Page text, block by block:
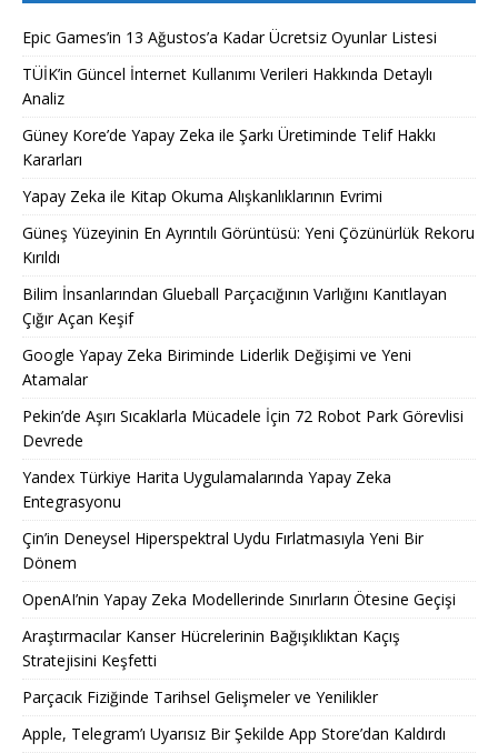
Epic Games’in 13 Ağustos’a Kadar Ücretsiz Oyunlar Listesi
TÜİK’in Güncel İnternet Kullanımı Verileri Hakkında Detaylı
Analiz
Güney Kore’de Yapay Zeka ile Şarkı Üretiminde Telif Hakkı
Kararları
Yapay Zeka ile Kitap Okuma Alışkanlıklarının Evrimi
Güneş Yüzeyinin En Ayrıntılı Görüntüsü: Yeni Çözünürlük Rekoru
Kırıldı
Bilim İnsanlarından Glueball Parçacığının Varlığını Kanıtlayan
Çığır Açan Keşif
Google Yapay Zeka Biriminde Liderlik Değişimi ve Yeni
Atamalar
Pekin’de Aşırı Sıcaklarla Mücadele İçin 72 Robot Park Görevlisi
Devrede
Yandex Türkiye Harita Uygulamalarında Yapay Zeka
Entegrasyonu
Çin’in Deneysel Hiperspektral Uydu Fırlatmasıyla Yeni Bir
Dönem
OpenAI’nin Yapay Zeka Modellerinde Sınırların Ötesine Geçişi
Araştırmacılar Kanser Hücrelerinin Bağışıklıktan Kaçış
Stratejisini Keşfetti
Parçacık Fiziğinde Tarihsel Gelişmeler ve Yenilikler
Apple, Telegram’ı Uyarısız Bir Şekilde App Store’dan Kaldırdı